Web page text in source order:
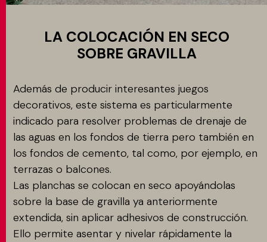
LA COLOCACIÓN EN SECO
SOBRE GRAVILLA
Además de producir interesantes juegos
decorativos, este sistema es particularmente
indicado para resolver problemas de drenaje de
las aguas en los fondos de tierra pero también en
los fondos de cemento, tal como, por ejemplo, en
terrazas o balcones.
Las planchas se colocan en seco apoyándolas
sobre la base de gravilla ya anteriormente
extendida, sin aplicar adhesivos de construcción.
Ello permite asentar y nivelar rápidamente la